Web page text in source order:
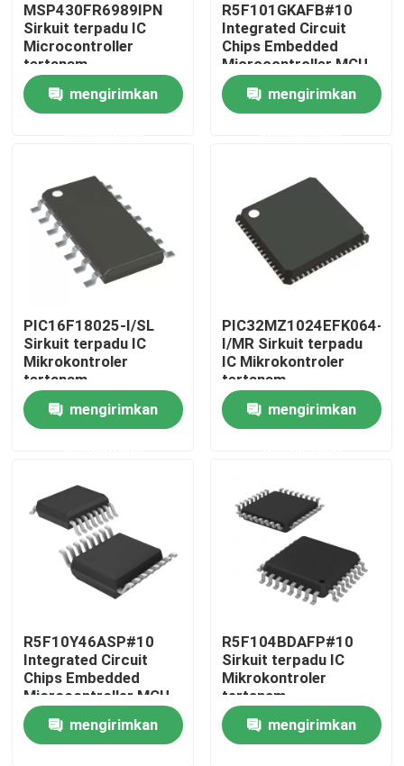
Rumah
Video
Tentang kami
Kontrol kualitas
Hubungi kami
Permintaan Penawaran
Chip Sirkuit Terpadu
MSP430FR6989IPN
Sirkuit terpadu IC
Microcontroller
tertanam
mengirimkan
R5F101GKAFB#10
Integrated Circuit
Chips Embedded
Microcontroller MCU
mengirimkan
PIC16F18025-I/SL
Sirkuit terpadu IC
Mikrokontroler
tertanam
mengirimkan
PIC32MZ1024EFK064-
I/MR Sirkuit terpadu
IC Mikrokontroler
tertanam
mengirimkan
R5F10Y46ASP#10
Integrated Circuit
Chips Embedded
Microcontroller MCU
mengirimkan
R5F104BDAFP#10
Sirkuit terpadu IC
Mikrokontroler
tertanam
mengirimkan